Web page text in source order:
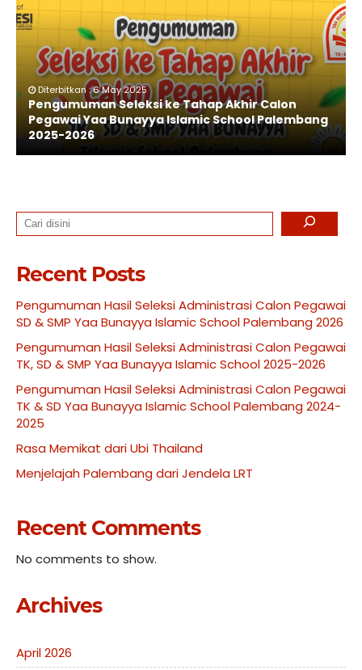
Diterbitkan : 6 May 2025
Pengumuman Seleksi ke Tahap Akhir Calon
Pegawai Yaa Bunayya Islamic School Palembang
2025-2026
Search
Recent Posts
Pengumuman Hasil Seleksi Administrasi Calon Pegawai
SD & SMP Yaa Bunayya Islamic School Palembang 2026
Pengumuman Hasil Seleksi Administrasi Calon Pegawai
TK, SD & SMP Yaa Bunayya Islamic School 2025-2026
Pengumuman Hasil Seleksi Administrasi Calon Pegawai
TK & SD Yaa Bunayya Islamic School Palembang 2024-
2025
Rasa Memikat dari Ubi Thailand
Menjelajah Palembang dari Jendela LRT
Recent Comments
No comments to show.
Archives
April 2026